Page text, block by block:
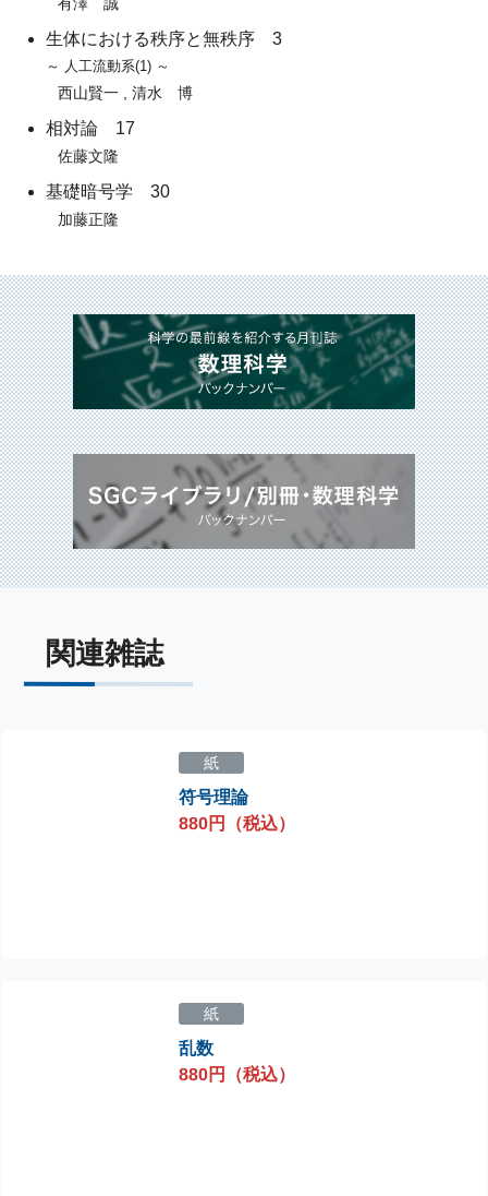
生体における秩序と無秩序 3
～ 人工流動系(1) ～
西山賢一 , 清水 博
相対論 17
佐藤文隆
基礎暗号学 30
加藤正隆
関連雑誌
紙
符号理論
880円（税込）
紙
乱数
880円（税込）